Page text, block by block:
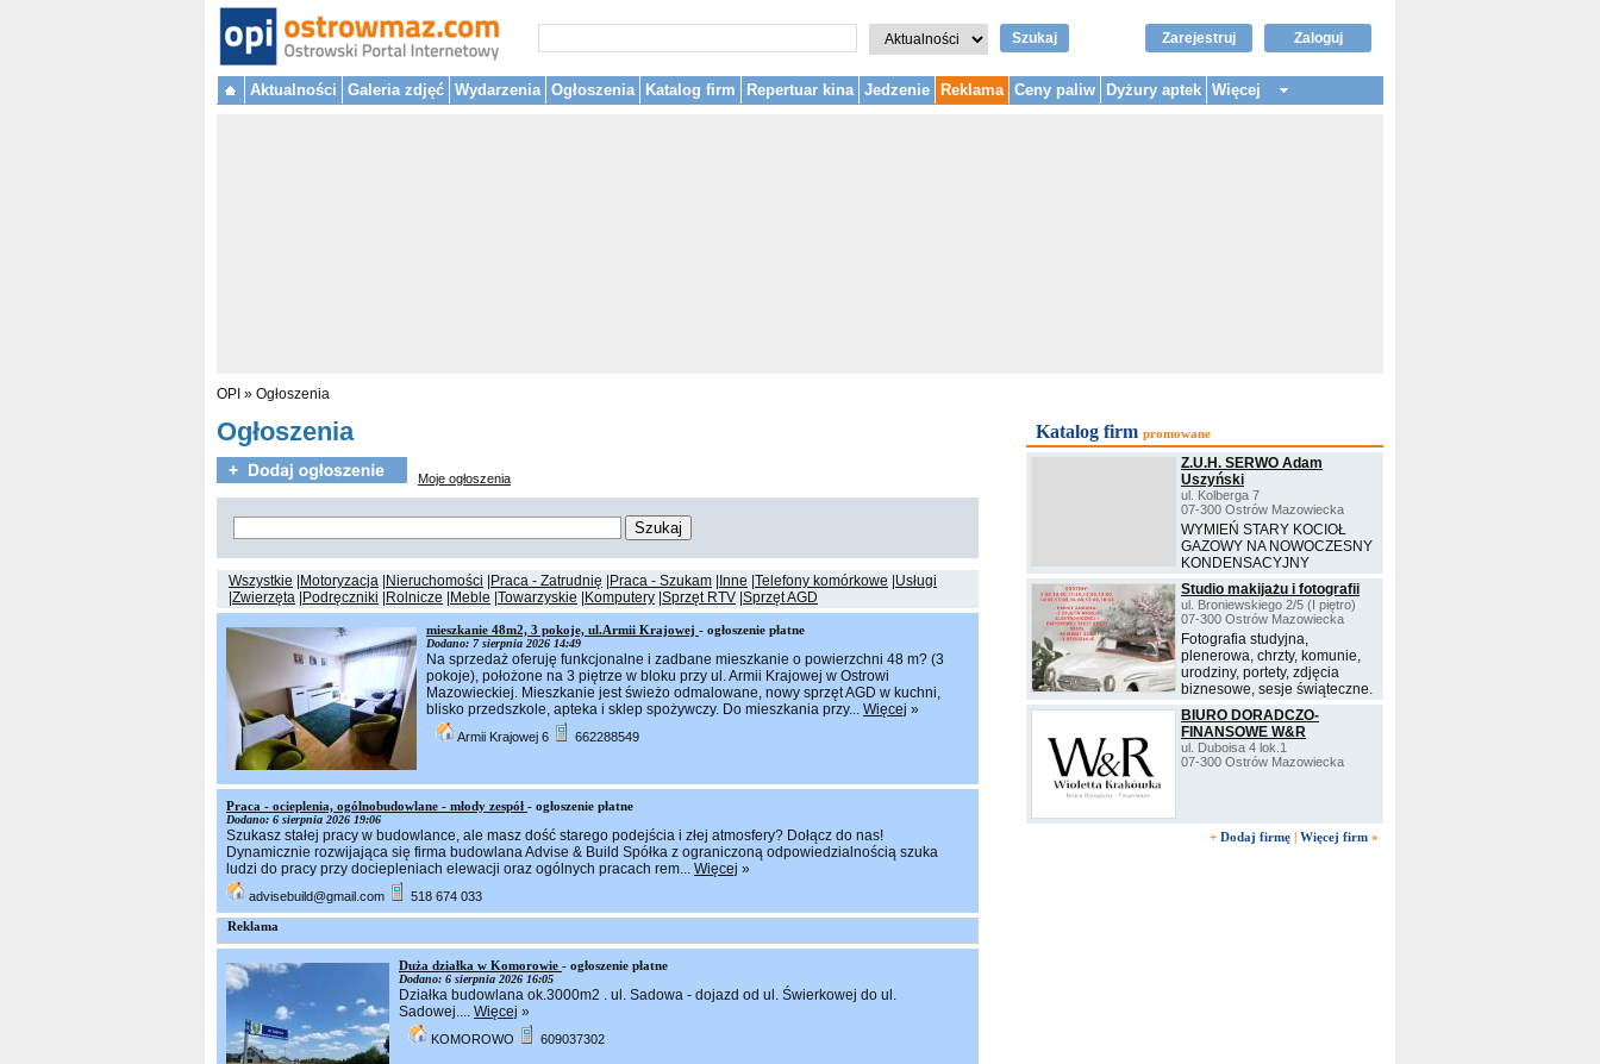
Szukaj Zaloguj
Zarejestruj
Aktualności Galeria zdjęć Wydarzenia Ogłoszenia Katalog firm Repertuar kina Jedzenie Reklama Ceny paliw Dyżury aptek Więcej
OPI » Ogłoszenia
Ogłoszenia
Moje ogłoszenia
Wszystkie Motoryzacja Nieruchomości Praca - Zatrudnię Praca - Szukam Inne Telefony komórkowe Usługi
Zwierzęta Podręczniki Rolnicze Meble Towarzyskie Komputery Sprzęt RTV Sprzęt AGD
mieszkanie 48m2, 3 pokoje, ul.Armii Krajowej - ogłoszenie płatne
Dodano: 7 sierpnia 2026 14:49
Na sprzedaż oferuję funkcjonalne i zadbane mieszkanie o powierzchni 48 m? (3
pokoje), położone na 3 piętrze w bloku przy ul. Armii Krajowej w Ostrowi
Mazowieckiej. Mieszkanie jest świeżo odmalowane, nowy sprzęt AGD w kuchni,
blisko przedszkole, apteka i sklep spożywczy. Do mieszkania przy... Więcej »
Armii Krajowej 6 662288549
Praca - ocieplenia, ogólnobudowlane - młody zespół - ogłoszenie płatne
Dodano: 6 sierpnia 2026 19:06
Szukasz stałej pracy w budowlance, ale masz dość starego podejścia i złej atmosfery? Dołącz do nas!
Dynamicznie rozwijająca się firma budowlana Advise & Build Spółka z ograniczoną odpowiedzialnością szuka
ludzi do pracy przy dociepleniach elewacji oraz ogólnych pracach rem... Więcej »
advisebuild@gmail.com 518 674 033
Reklama
Duża działka w Komorowie - ogłoszenie płatne
Dodano: 6 sierpnia 2026 16:05
Działka budowlana ok.3000m2 . ul. Sadowa - dojazd od ul. Świerkowej do ul.
Sadowej.... Więcej »
KOMOROWO 609037302
Katalog firm promowane
Z.U.H. SERWO Adam
Uszyński
ul. Kolberga 7
07-300 Ostrów Mazowiecka
WYMIEŃ STARY KOCIOŁ
GAZOWY NA NOWOCZESNY
KONDENSACYJNY
Studio makijażu i fotografii
ul. Broniewskiego 2/5 (I piętro)
07-300 Ostrów Mazowiecka
Fotografia studyjna,
plenerowa, chrzty, komunie,
urodziny, portety, zdjęcia
biznesowe, sesje świąteczne.
BIURO DORADCZO-
FINANSOWE W&R
ul. Duboisa 4 lok.1
07-300 Ostrów Mazowiecka
+ Dodaj firmę | Więcej firm »